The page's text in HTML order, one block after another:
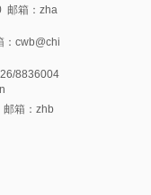
邮箱：zha
：cwb@chi
8836004
箱：zhb